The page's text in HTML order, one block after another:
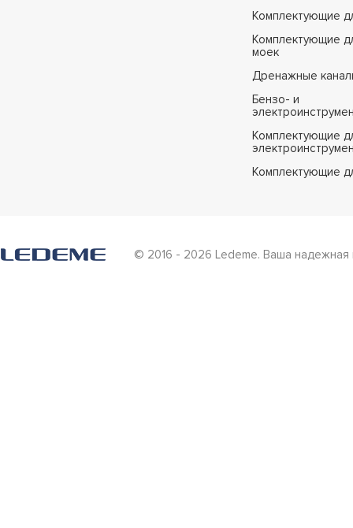
Комплектующие
Комплектующие
моек
Дренажные
Бензо- и
Комплектующие
Комплектующие
© 2016 - 2026 Ledeme. Ваша